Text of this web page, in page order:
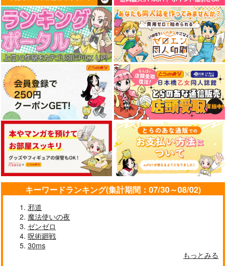
サンプル
カート
サンプル
カート
サンプル
カート
転生～Reincarnation
～
Roseraie Interdit
495円（税込）
サンプル
作品詳細
Romancia07
m.m.m.
3,615円（税込）
ブリュンヒルデ
サンプル
作品詳細
Romancia:Aurora03
m.m.m.
1,572円（税込）
アスラウグ
サンプル
作品詳細
Romancia05 C101セ
m.m.m.
3,144 円（税込）
キーワードランキング(集計期間：07/30～08/02)
邪道
魔法使いの夜
ゼンゼロ
呪術廻戦
30ms
もっとみる